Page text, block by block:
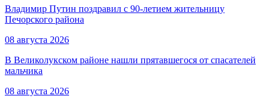
Владимир Путин поздравил с 90-летием жительницу
Печорского района
08 августа 2026
В Великолукском районе нашли прятавшегося от спасателей
мальчика
08 августа 2026